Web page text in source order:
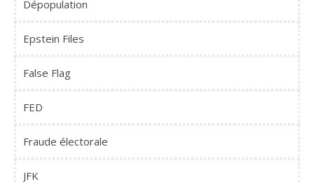
Dépopulation
Epstein Files
False Flag
FED
Fraude électorale
JFK